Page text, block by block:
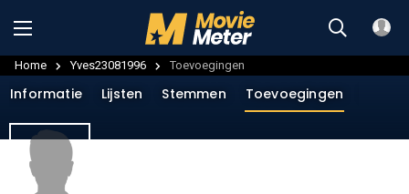
Home Yves23081996 Toevoegingen
Informatie Lijsten Stemmen Toevoegingen